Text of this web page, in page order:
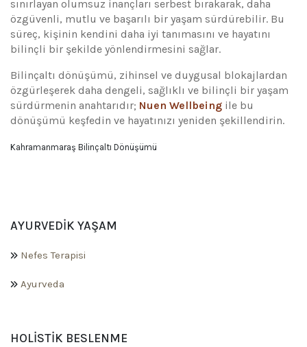
sınırlayan olumsuz inançları serbest bırakarak, daha
özgüvenli, mutlu ve başarılı bir yaşam sürdürebilir. Bu
süreç, kişinin kendini daha iyi tanımasını ve hayatını
bilinçli bir şekilde yönlendirmesini sağlar.
Bilinçaltı dönüşümü, zihinsel ve duygusal blokajlardan
özgürleşerek daha dengeli, sağlıklı ve bilinçli bir yaşam
sürdürmenin anahtarıdır; Nuen Wellbeing ile bu
dönüşümü keşfedin ve hayatınızı yeniden şekillendirin.
Kahramanmaraş Bilinçaltı Dönüşümü
AYURVEDIK YAŞAM
Nefes Terapisi
Ayurveda
HOLISTIK BESLENME